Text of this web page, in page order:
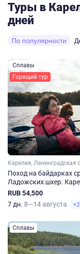
Туры в
дней
По популярности
Сплавы
Горящий тур
Карелия, Ленинградская
Поход на байдарках
Ладожских шхер.
RUB 54,500
7 дн. 8—14 августа +2
Сплавы